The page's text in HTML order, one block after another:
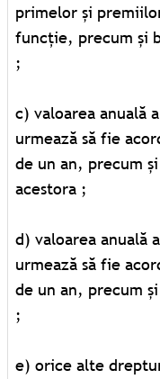
primelor și
funcţie, precum și
;
c) valoarea anuală
urmează să fie
de un an, precum
acestora ;
d) valoarea anuală
urmează să fie
de un an, precum
;
e) orice alte